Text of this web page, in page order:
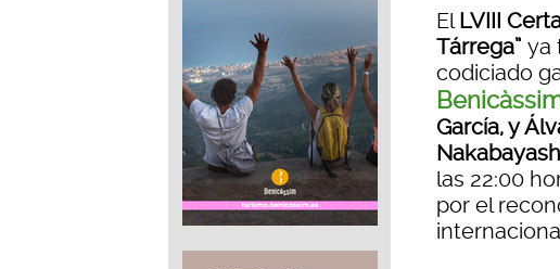
ElLVIII
Tárrega” ya
codiciado
García, y
las 22:00
por el